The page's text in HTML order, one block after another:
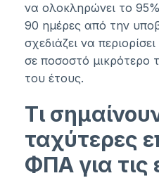
να ολοκληρώνει το
90 ημέρες από την
σχεδιάζει να
σε ποσοστό μικρότερο
του έτους.
Τι
ταχύτερες
ΦΠΑ για τις